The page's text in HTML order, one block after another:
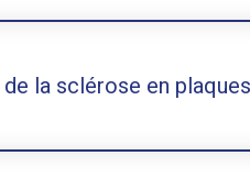
la sclérose en